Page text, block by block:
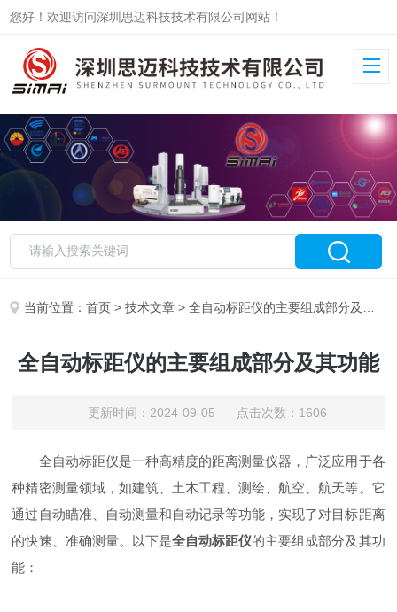
您好！欢迎访问深圳思迈科技技术有限公司网站！
当前位置：首页 >技术文章 > 全自动标距仪的主要组成部分及其功能
全自动标距仪的主要组成部分及其功能
更新时间：2024-09-05 点击次数：1606
全自动标距仪是一种高精度的距离测量仪器，广泛应用于各
种精密测量领域，如建筑、土木工程、测绘、航空、航天等。它
通过自动瞄准、自动测量和自动记录等功能，实现了对目标距离
的快速、准确测量。以下是全自动标距仪的主要组成部分及其功
能：